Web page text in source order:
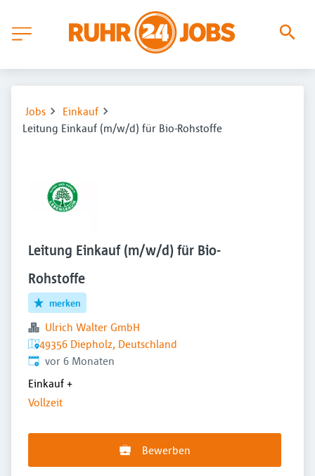
Jobs
Einkauf
Leitung Einkauf (m/w/d) für Bio-Rohstoffe
Leitung Einkauf (m/w/d) für Bio-
Rohstoffe
merken
Ulrich Walter GmbH
49356 Diepholz, Deutschland
Veröffentlicht:
vor 6 Monaten
Einkauf +
Vollzeit
Bewerben